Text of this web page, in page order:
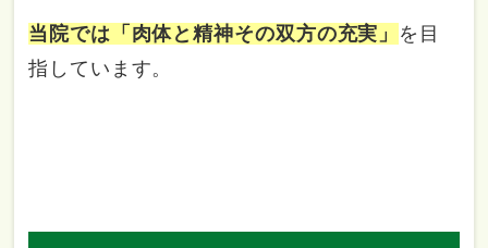
当院では「 肉体と精神その双方の充実」 を目
指しています。